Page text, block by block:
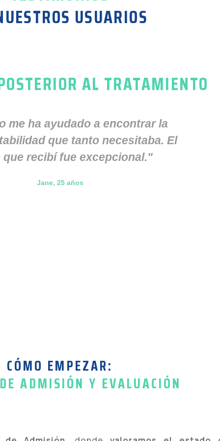
USUARIOS
AL TRATAMIENTO
me ha ayudado a encontrar la
que tanto necesitaba. El
que recibí fue excepcional."
Jane, 25 años
CÓMO EMPEZAR:
ADMISIÓN Y EVALUACIÓN